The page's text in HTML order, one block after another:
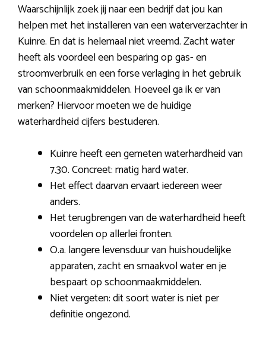
Waarschijnlijk zoek jij naar een bedrijf dat jou kan
helpen met het installeren van een waterverzachter in
Kuinre. En dat is helemaal niet vreemd. Zacht water
heeft als voordeel een besparing op gas- en
stroomverbruik en een forse verlaging in het gebruik
van schoonmaakmiddelen. Hoeveel ga ik er van
merken? Hiervoor moeten we de huidige
waterhardheid cijfers bestuderen.
Kuinre heeft een gemeten waterhardheid van
7.30. Concreet: matig hard water.
Het effect daarvan ervaart iedereen weer
anders.
Het terugbrengen van de waterhardheid heeft
voordelen op allerlei fronten.
O.a. langere levensduur van huishoudelijke
apparaten, zacht en smaakvol water en je
bespaart op schoonmaakmiddelen.
Niet vergeten: dit soort water is niet per
definitie ongezond.